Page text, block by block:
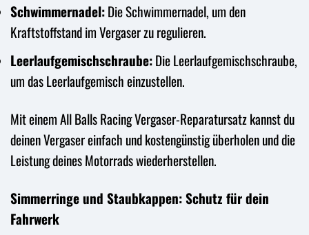
Schwimmernadel:Die Schwimmernadel, um den
Kraftstoffstand im Vergaser zu regulieren.
Leerlaufgemischschraube:Die Leerlaufgemischschraube,
um das Leerlaufgemisch einzustellen.
Mit einem All Balls Racing Vergaser-Reparatursatz kannst du
deinen Vergaser einfach und kostengünstig überholen und die
Leistung deines Motorrads wiederherstellen.
Simmerringe und Staubkappen: Schutz für dein
Fahrwerk